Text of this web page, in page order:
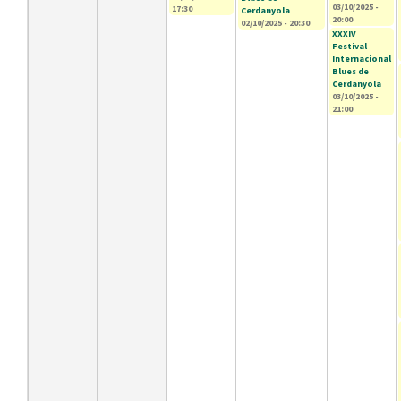
17:30
Cerdanyola
02/10/2025 - 20:30
03/10/2025 -
20:00
XXXIV
Festival
Internacional
Blues de
Cerdanyola
03/10/2025 -
21:00